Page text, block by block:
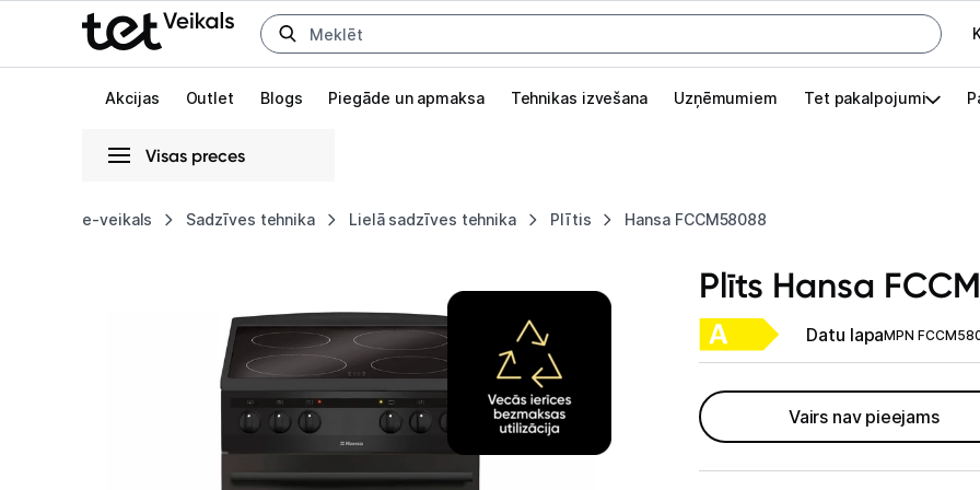
Uz kategorijam Uz galveno saturu
Akcijas Outlet Blogs Piegāde un apmaksa Tehnikas izvešana Uzņēmumiem Tet pakalpojumi
Visas preces
e-veikals Sadzīves tehnika Lielā sadzīves tehnika Plītis Hansa FCCM58088
Pieslēgties
Outlet
Izvēlies kāroto ierīci izdevīgāk!
TV un audio
Datortehnika
Globāls iestatījums animāciju aktivizēšanai vai deaktivizēšanai visā lapā.
FCCM58088
Plīts Hansa
Datu lapaMPN
Vairs nav pieejams